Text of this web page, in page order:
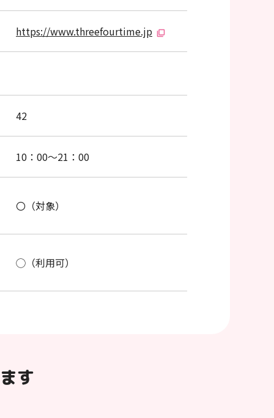
https://www.threefourtime.jp
42
10：00～21：00
〇（対象）
◯（利用可）
す